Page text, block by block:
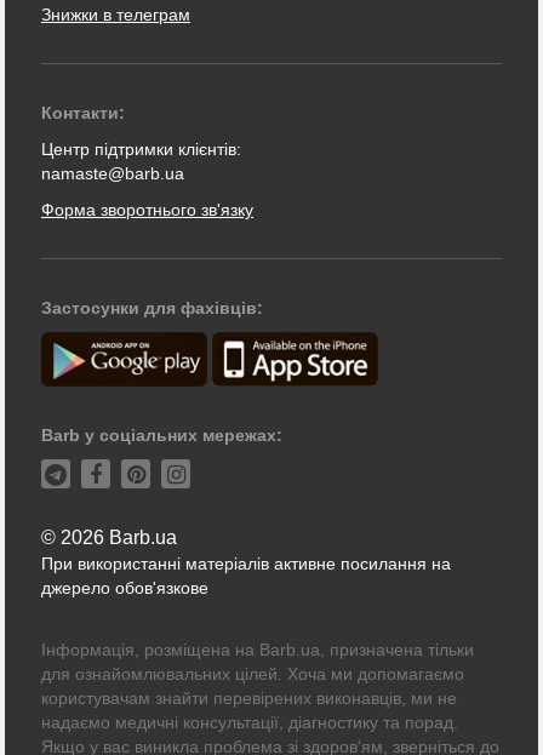
Знижки в телеграм
Контакти:
Центр підтримки клієнтів:
namaste@barb.ua
Форма зворотнього зв'язку
Застосунки для фахівців:
Barb у соціальних мережах:
© 2026 Barb.ua
При використанні матеріалів активне посилання на
джерело обов'язкове
Інформація, розміщена на Barb.ua, призначена тільки
для ознайомлювальних цілей. Хоча ми допомагаємо
користувачам знайти перевірених виконавців, ми не
надаємо медичні консультації, діагностику та порад.
Якщо у вас виникла проблема зі здоров'ям, зверніться до